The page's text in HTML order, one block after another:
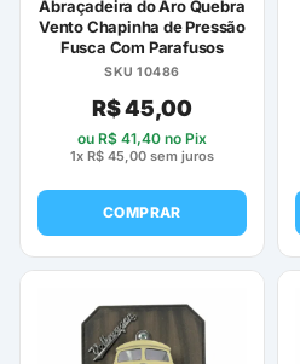
Abraçadeira do Aro Quebra
Vento Chapinha de Pressão
Fusca Com Parafusos
SKU 10486
R$45,00
ou R$ 41,40 no Pix
1x R$ 45,00 sem juros
COMPRAR